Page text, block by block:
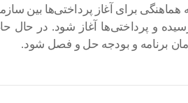
برای آغاز پرداختی‌ها بین
و پرداختی‌ها آغاز شود. در حال
برنامه و بودجه حل و فصل شود.